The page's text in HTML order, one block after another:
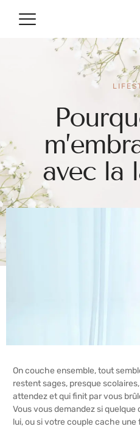
avec la
On couche ensemble, tout
restent sages, presque
attendez et qui finit par vous
Vous vous demandez si
lui, ou si votre couple cache